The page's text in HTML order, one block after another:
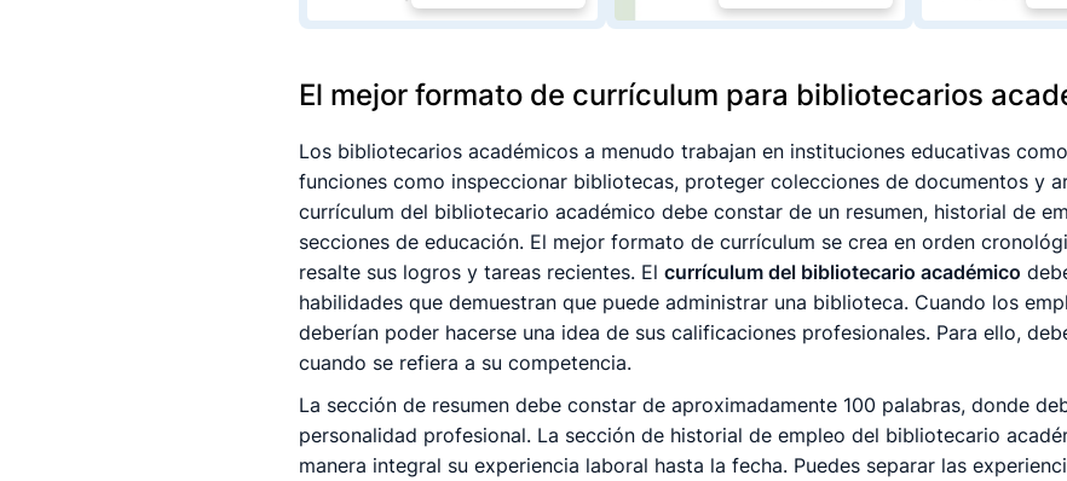
El mejor formato de currículum para bibliotecarios
Los bibliotecarios académicos a menudo trabajan en instituciones educativas
funciones como inspeccionar bibliotecas, proteger colecciones de documentos y
currículum del bibliotecario académico debe constar de un resumen, historial de
secciones de educación. El mejor formato de currículum se crea en orden
resalte sus logros y tareas recientes. El currículum del bibliotecario académico
habilidades que demuestran que puede administrar una biblioteca. Cuando los
deberían poder hacerse una idea de sus calificaciones profesionales. Para ello,
cuando se refiera a su competencia.
La sección de resumen debe constar de aproximadamente 100 palabras, donde
personalidad profesional. La sección de historial de empleo del bibliotecario
manera integral su experiencia laboral hasta la fecha. Puedes separar las